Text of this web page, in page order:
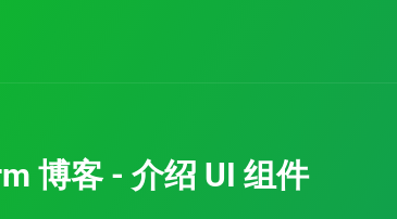
博客 - 介绍 UI 组件